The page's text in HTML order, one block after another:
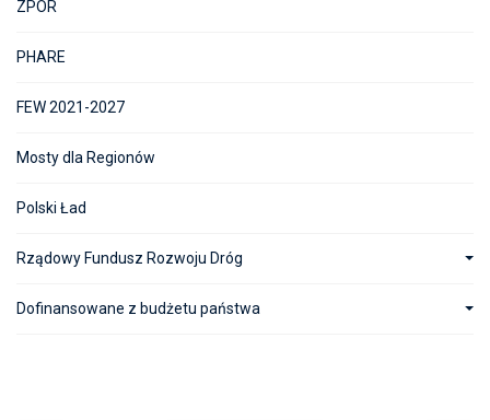
ZPOR
PHARE
FEW 2021-2027
Mosty dla Regionów
Polski Ład
Rządowy Fundusz Rozwoju Dróg
Dofinansowane z budżetu państwa